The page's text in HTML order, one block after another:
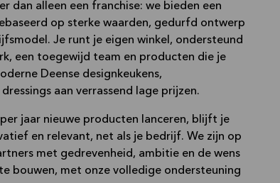
dan alleen een franchise: we bieden een
op sterke waarden, gedurfd ontwerp
Je runt je eigen winkel, ondersteund
een toegewijd team en producten die je
Deense designkeukens,
aan verrassend lage prijzen.
jaar nieuwe producten lanceren, blijft je
en relevant, net als je bedrijf. We zijn op
met gedrevenheid, ambitie en de wens
bouwen, met onze volledige ondersteuning